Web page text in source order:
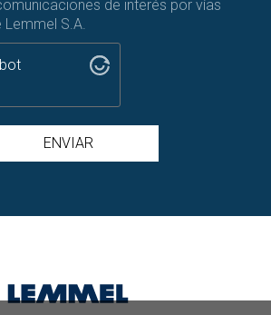
de interés por vías
S.A.
ENVIAR